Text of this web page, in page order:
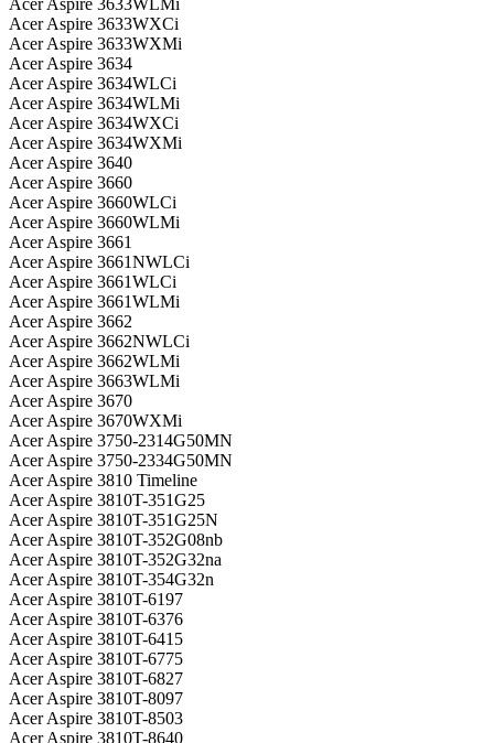
Acer Aspire 3633WLMi
Acer Aspire 3633WXCi
Acer Aspire 3633WXMi
Acer Aspire 3634
Acer Aspire 3634WLCi
Acer Aspire 3634WLMi
Acer Aspire 3634WXCi
Acer Aspire 3634WXMi
Acer Aspire 3640
Acer Aspire 3660
Acer Aspire 3660WLCi
Acer Aspire 3660WLMi
Acer Aspire 3661
Acer Aspire 3661NWLCi
Acer Aspire 3661WLCi
Acer Aspire 3661WLMi
Acer Aspire 3662
Acer Aspire 3662NWLCi
Acer Aspire 3662WLMi
Acer Aspire 3663WLMi
Acer Aspire 3670
Acer Aspire 3670WXMi
Acer Aspire 3750-2314G50MN
Acer Aspire 3750-2334G50MN
Acer Aspire 3810 Timeline
Acer Aspire 3810T-351G25
Acer Aspire 3810T-351G25N
Acer Aspire 3810T-352G08nb
Acer Aspire 3810T-352G32na
Acer Aspire 3810T-354G32n
Acer Aspire 3810T-6197
Acer Aspire 3810T-6376
Acer Aspire 3810T-6415
Acer Aspire 3810T-6775
Acer Aspire 3810T-6827
Acer Aspire 3810T-8097
Acer Aspire 3810T-8503
Acer Aspire 3810T-8640